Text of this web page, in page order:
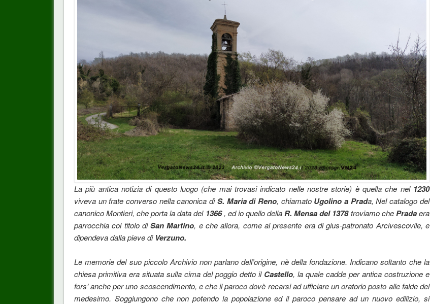
La più antica notizia di questo luogo (che mai trovasi indicato nelle nostre storie) è quella che nel 1230
viveva un frate converso nella canonica diS. Maria di Reno, chiamato Ugolino a Prada, Nel catalogo del
canonico Montieri, che porta la data del 1366, ed io quello dellaR. Mensa del 1378troviamo chePradaera
parrocchia col titolo diSan Martino, e che allora, come al presente era di gius-patronato Arcivescovile, e
dipendeva dalla pieve di Verzuno.
Le memorie del suo piccolo Archivio non parlano dell’origine, nè della fondazione. Indicano soltanto che la
chiesa primitiva era situata sulla cima del poggio detto il Castello, la quale cadde per antica costruzione e
fors’ anche per uno scoscendimento, e che il paroco dovè recarsi ad ufficiare un oratorio posto alle falde del
medesimo. Soggiungono che non potendo la popolazione ed il paroco pensare ad un nuovo edilizio, si